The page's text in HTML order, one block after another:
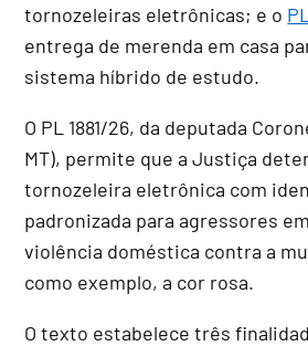
tornozeleiras eletrônicas; e o
entrega de merenda em casa
sistema híbrido de estudo.
O PL 1881/26, da deputada
MT), permite que a Justiça
tornozeleira eletrônica com
padronizada para agressores
violência doméstica contra a
como exemplo, a cor rosa.
O texto estabelece três